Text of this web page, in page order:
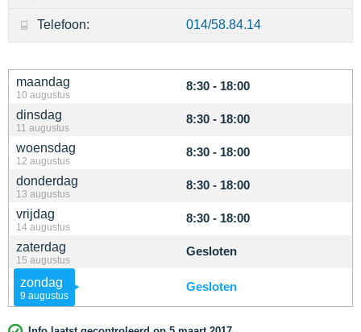
maandag
10 augustus
8:30 - 18:00
dinsdag
11 augustus
8:30 - 18:00
woensdag
12 augustus
8:30 - 18:00
donderdag
13 augustus
8:30 - 18:00
vrijdag
14 augustus
8:30 - 18:00
zaterdag
15 augustus
Gesloten
zondag
9 augustus
Gesloten
Telefoon: 014/58.84.14